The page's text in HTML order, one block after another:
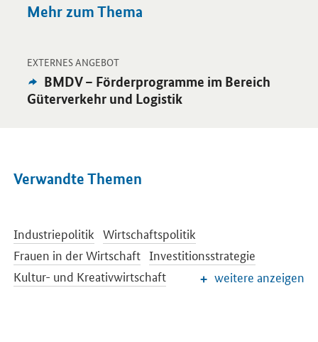
Mehr zum Thema
EXTERNES ANGEBOT-
Externes
Angebot:
BMDV – Förderprogramme im Bereich
Güterverkehr und Logistik
Öffnet Einzelsicht
Verwandte Themen
Industriepolitik Wirtschaftspolitik
Frauen in der Wirtschaft Investitionsstrategie
Kultur- und Kreativwirtschaft
weitere anzeigen